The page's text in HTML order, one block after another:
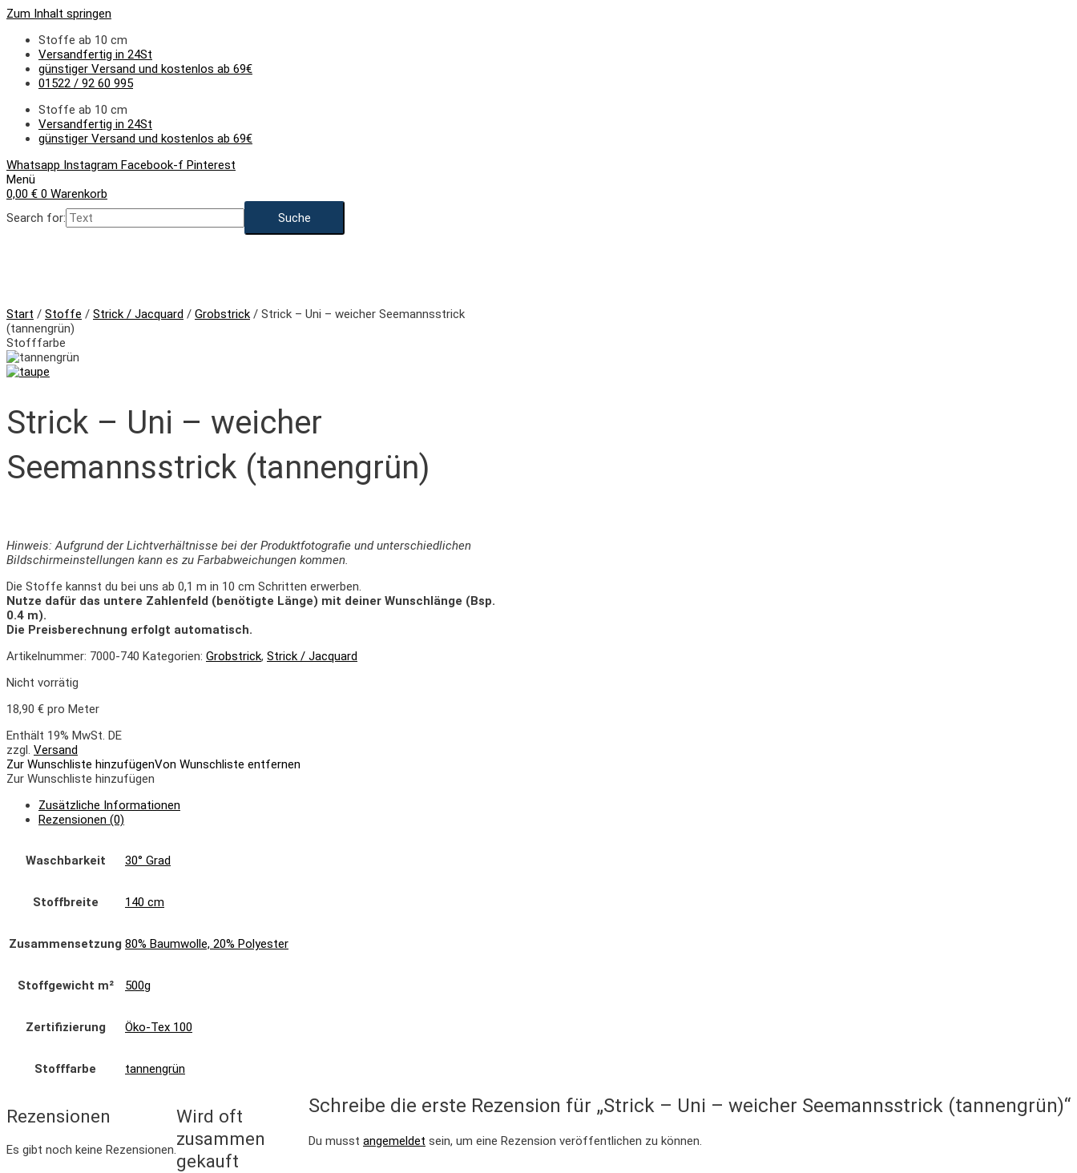
Zum Inhalt springen
Stoffe ab 10 cm
Versandfertig in 24St
günstiger Versand und kostenlos ab 69€
01522 / 92 60 995
Stoffe ab 10 cm
Versandfertig in 24St
günstiger Versand und kostenlos ab 69€
Whatsapp Instagram Facebook-f Pinterest
Menü
0,00 € 0 Warenkorb
Search for:
Start / Stoffe / Strick / Jacquard / Grobstrick / Strick – Uni – weicher Seemannsstrick
(tannengrün)
Stofffarbe
Strick – Uni – weicher
Seemannsstrick (tannengrün)
Hinweis: Aufgrund der Lichtverhältnisse bei der Produktfotografie und unterschiedlichen
Bildschirmeinstellungen kann es zu Farbabweichungen kommen.
Die Stoffe kannst du bei uns ab 0,1 m in 10 cm Schritten erwerben.
Nutze dafür das untere Zahlenfeld (benötigte Länge) mit deiner Wunschlänge (Bsp.
0.4 m).
Die Preisberechnung erfolgt automatisch.
Artikelnummer: 7000-740 Kategorien: Grobstrick, Strick / Jacquard
Nicht vorrätig
18,90 € pro Meter
Enthält 19% MwSt. DE
zzgl. Versand
Zur Wunschliste hinzufügenVon Wunschliste entfernen
Zur Wunschliste hinzufügen
Zusätzliche Informationen
Rezensionen (0)
Waschbarkeit 30° Grad
Stoffbreite 140 cm
Zusammensetzung 80% Baumwolle, 20% Polyester
Stoffgewicht m² 500g
Zertifizierung Öko-Tex 100
Stofffarbe tannengrün
Rezensionen
Es gibt noch keine Rezensionen.
Schreibe die erste Rezension für „Strick – Uni – weicher Seemannsstrick (tannengrün)“
Du musst angemeldet sein, um eine Rezension veröffentlichen zu können.
Wird oft
zusammen
gekauft